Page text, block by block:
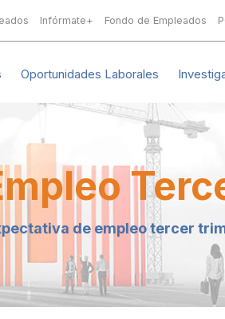
Infórmate+ Fondo de Empleados
Oportunidades Laborales
de empleo tercer